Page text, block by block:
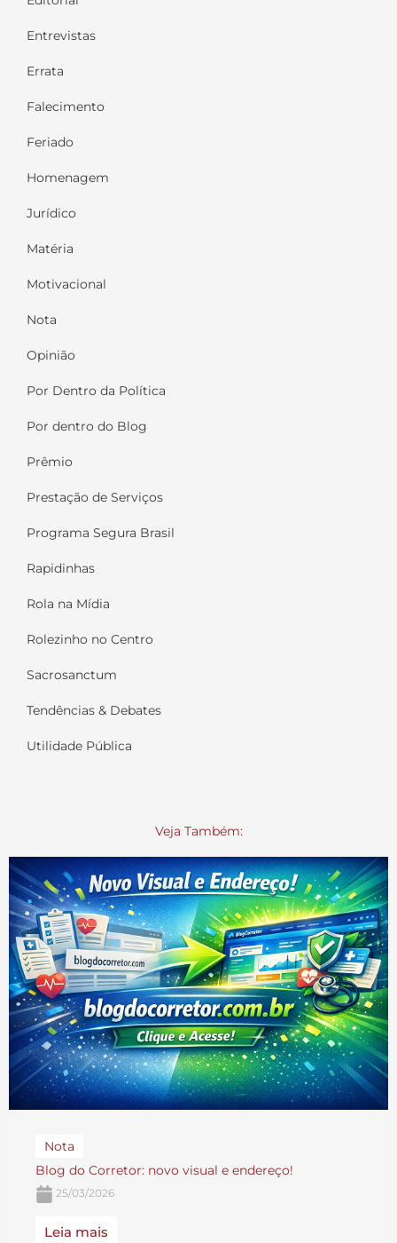
Entrevistas
Errata
Falecimento
Feriado
Homenagem
Jurídico
Matéria
Motivacional
Nota
Opinião
Por Dentro da Política
Por dentro do Blog
Prêmio
Prestação de Serviços
Programa Segura Brasil
Rapidinhas
Rola na Mídia
Rolezinho no Centro
Sacrosanctum
Tendências & Debates
Utilidade Pública
Veja Também:
Nota
Blog do Corretor: novo visual e endereço!
25/03/2026
Leia mais